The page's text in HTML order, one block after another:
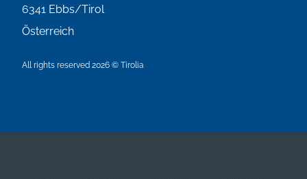
6341 Ebbs/Tirol
Österreich
All rights reserved 2026 © Tirolia